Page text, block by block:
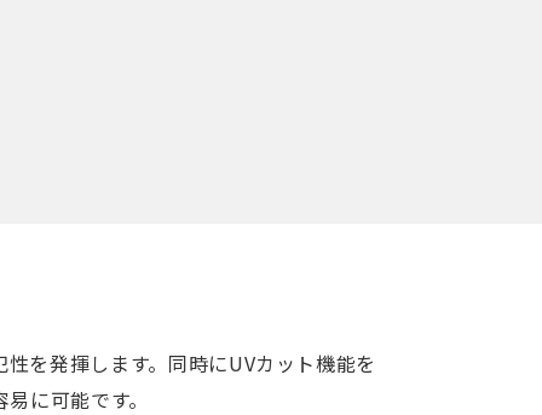
を発揮します。同時にUVカット機能を
に可能です。